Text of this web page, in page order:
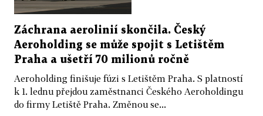
Záchrana aerolinií skončila. Český
Aeroholding se může spojit s Letištěm
Praha a ušetří 70 milionů ročně
Aeroholding finišuje fúzi s Letištěm Praha. S platností
k 1. lednu přejdou zaměstnanci Českého Aeroholdingu
do firmy Letiště Praha. Změnou se...